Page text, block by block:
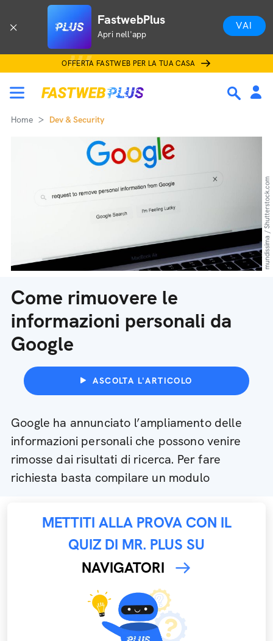
FastwebPlus
Apri nell'app
VAI
OFFERTA FASTWEB PER LA TUA CASA
Home Dev & Security
Come rimuovere le
informazioni personali da
Google
ASCOLTA L'ARTICOLO
Google ha annunciato l’ampliamento delle
informazioni personali che possono venire
rimosse dai risultati di ricerca. Per fare
richiesta basta compilare un modulo
mundissima / Shutterstock.com
METTITI ALLA PROVA CON IL
QUIZ DI MR. PLUS SU
NAVIGATORI